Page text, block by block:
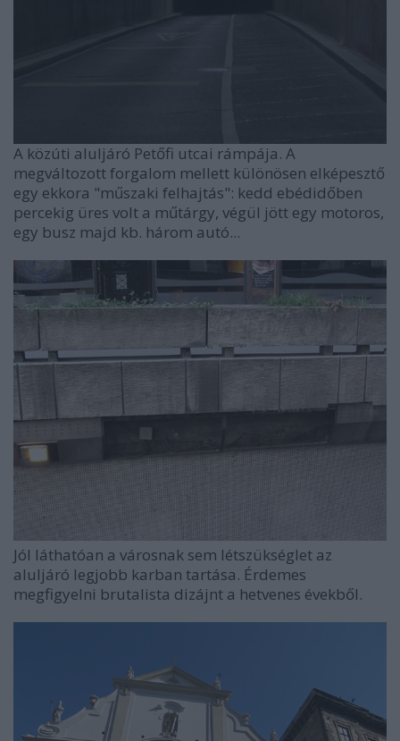
A közúti aluljáró Petőfi utcai rámpája. A
megváltozott forgalom mellett különösen elképesztő
egy ekkora "műszaki felhajtás": kedd ebédidőben
percekig üres volt a műtárgy, végül jött egy motoros,
egy busz majd kb. három autó...
Jól láthatóan a városnak sem létszükséglet az
aluljáró legjobb karban tartása. Érdemes
megfigyelni brutalista dizájnt a hetvenes évekből.